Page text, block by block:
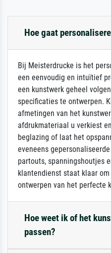
Hoe gaat
Bij Meisterdrucke is het
een eenvoudig en intuïtief
een kunstwerk geheel
specificaties te ontwerpen.
afmetingen van het
afdrukmateriaal u verkiest
beglazing of laat het
eveneens
partouts, spanningshoutjes
klantendienst staat klaar
ontwerpen van het perfecte
Hoe weet ik of het
passen?